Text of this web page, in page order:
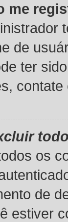
me
de
ter
os
de
estiver